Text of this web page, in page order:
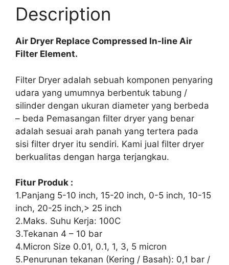
Description
Air Dryer Replace Compressed In-line Air
Filter Element.
Filter Dryer adalah sebuah komponen penyaring
udara yang umumnya berbentuk tabung /
silinder dengan ukuran diameter yang berbeda
– beda Pemasangan filter dryer yang benar
adalah sesuai arah panah yang tertera pada
sisi filter dryer itu sendiri. Kami jual filter dryer
berkualitas dengan harga terjangkau.
Fitur Produk :
1.Panjang 5-10 inch, 15-20 inch, 0-5 inch, 10-15
inch, 20-25 inch,> 25 inch
2.Maks. Suhu Kerja: 100C
3.Tekanan 4 – 10 bar
4.Micron Size 0.01, 0.1, 1, 3, 5 micron
5.Penurunan tekanan (Kering / Basah): 0,1 bar /